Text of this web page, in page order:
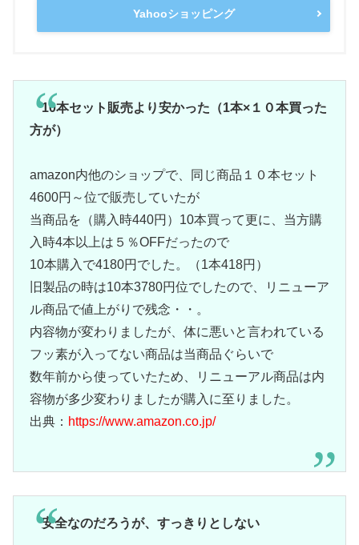
Yahooショッピング
10本セット販売より安かった（1本×１０本買った
方が）
amazon内他のショップで、同じ商品１０本セット
4600円～位で販売していたが
当商品を（購入時440円）10本買って更に、当方購
入時4本以上は５％OFFだったので
10本購入で4180円でした。（1本418円）
旧製品の時は10本3780円位でしたので、リニューア
ル商品で値上がりで残念・・。
内容物が変わりましたが、体に悪いと言われている
フッ素が入ってない商品は当商品ぐらいで
数年前から使っていたため、リニューアル商品は内
容物が多少変わりましたが購入に至りました。
出典： https://www.amazon.co.jp/
安全なのだろうが、すっきりとしない